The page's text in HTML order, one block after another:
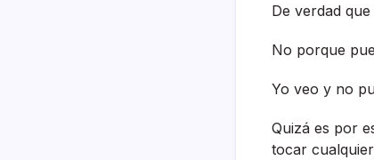
De verdad
No porque
Yo veo y no
Quizá es por
tocar